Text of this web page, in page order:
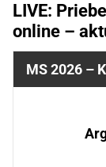
LIVE:
online –
MS 2026 –